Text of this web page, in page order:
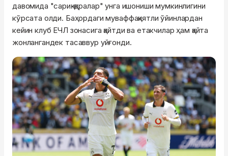
давомида "сариқ-қоралар" унга ишониши мумкинлигини
кўрсата олди. Баҳордаги муваффақиятли ўйинлардан
кейин клуб ЕЧЛ зонасига қайтди ва етакчилар ҳам қайта
жонлангандек тасаввур уйғонди.